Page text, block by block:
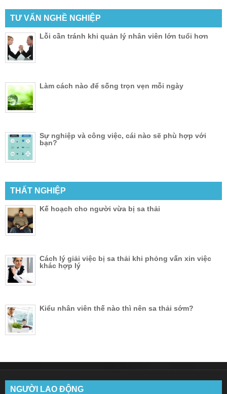
TƯ VẤN NGHỀ NGHIỆP
Lỗi cần tránh khi quản lý nhân viên lớn tuổi hơn
Làm cách nào để sống trọn vẹn mỗi ngày
Sự nghiệp và công việc, cái nào sẽ phù hợp với
bạn?
THẤT NGHIỆP
Kế hoạch cho người vừa bị sa thải
Cách lý giải việc bị sa thải khi phỏng vấn xin việc
khác hợp lý
Kiểu nhân viên thế nào thì nên sa thải sớm?
NGƯỜI LAO ĐỘNG